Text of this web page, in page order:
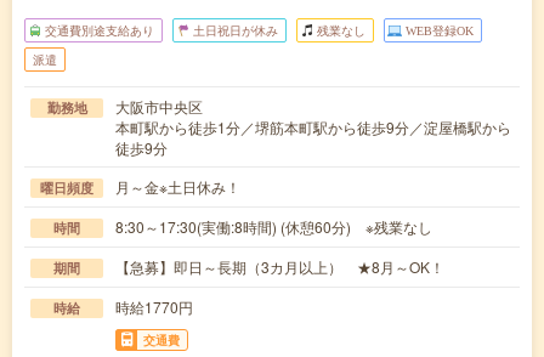
交通費別途支給あり 土日祝日が休み 残業なし WEB登録OK
派遣
勤務地
大阪市中央区
本町駅から徒歩1分／堺筋本町駅から徒歩9分／淀屋橋駅から
徒歩9分
曜日頻度 月～金※土日休み！
時間 8:30～17:30(実働:8時間) (休憩60分) ※残業なし
期間 【急募】即日～長期（3カ月以上） ★8月～OK！
時給 時給1770円
交通費